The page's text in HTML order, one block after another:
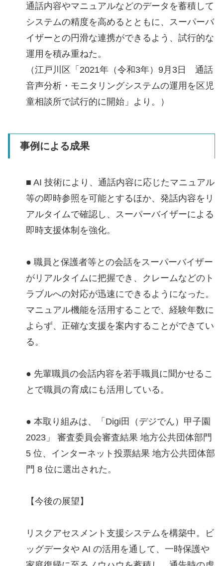
通話内容やマニュアルなどのデータを蓄積して
システムの精度を高めるとともに、スーパーバ
イザーとの円滑な連携ができるよう、試行的な
運用を積み重ねた。
（江戸川区「2021年（令和3年）9月3日 通話
音声分析・モニタリングシステムの運用を区児
童相談所で試行的に開始」より。）
事例による成果
■ AI 技術により、通話内容に応じたマニュアル
等の即時参照を可能とするほか、発話内容をリ
アルタイムで確認し、スーパーバイザーによる
即時⽀援体制を強化。
● 職員と保護者等との会話をスーパーバイザー
がリアルタイムに把握でき、クレームなどのト
ラブルへの対応が迅速にできるようになった。
マニュアル機能を活⽤することで、経験年数に
よらず、正確な⽀援を案内することができてい
る。
● 先輩職員の会話内容を若⼿職員に聞かせるこ
とで職員の育成にも活⽤している。
● 本取り組みは、「Digi田（デジでん）甲子園
2023」 審査委員会審査結果 地方公共団体部門
5 位、インターネット投票結果 地方公共団体部
門 8 位に選出された。
【今後の展望】
リスクアセスメント⽀援システムを構築中。ビ
ッグデータや AI の活⽤を通して、⼀時保護や